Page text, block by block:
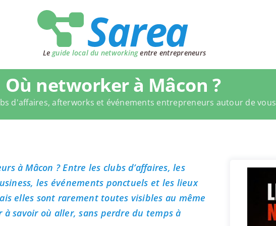
Le guide local du networkingentre entrepreneurs
Où networker à Mâcon ?
d'affaires, afterworks et événements entrepreneurs autour de vous
à Mâcon ? Entre les clubs d’affaires, les
les événements ponctuels et les lieux
elles sont rarement toutes visibles au même
savoir où aller, sans perdre du temps à